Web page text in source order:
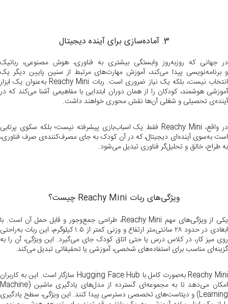
3. آماده‌سازی برای آینده دیجیتال
در جهانی که روزبه‌روز وابستگی بیشتری به فناوری، هوش مصنوعی، رباتیک
و برنامه‌نویسی پیدا می‌کند، آموزش مهارت‌های مرتبط از سنین پایین دیگر یک
انتخاب نیست، بلکه یک نیاز ضروری است. ربات Reachy Mini به‌عنوان یک ابزار
آموزشی هوشمند، کودکان را از همان دوران ابتدایی با مفاهیمی آشنا می‌کند که در
آینده‌ی تحصیلی و شغلی آن‌ها نقش محوری خواهند داشت.
در واقع، Reachy Mini فقط یک اسباب‌بازی پیشرفته نیست؛ بلکه سکوی پرتابی
است به‌سوی آینده‌ای دیجیتال، که در آن کودک به جای مصرف‌کننده‌ی صرف فناوری،
به طراح، خالق و تحلیل‌گر فناوری تبدیل می‌شود.
ویژگی‌های ربات Reachy Mini چیست؟
یکی از ویژگی‌های مهم Reachy Mini، طراحی جمع‌وجور و قابل حمل آن است. با
ابعادی در حدود ۲۸ سانتی‌متر ارتفاع و وزنی کمتر از ۱.۵ کیلوگرم، این ربات به‌راحتی
روی میز کار، در کلاس درس یا حتی اتاق کودک جای می‌گیرد. این ویژگی، آن را به
گزینه‌ای مناسب برای استفاده‌های شخصی، آموزشی یا تحقیقاتی تبدیل می‌کند.
Reachy Mini به‌صورت کامل با Hugging Face Hub سازگار است. این به کاربران
امکان می‌دهد تا به مجموعه‌ای گسترده از مدل‌های یادگیری ماشین (Machine
Learning) و دیتاست‌های تخصصی دسترسی پیدا کنند. این ویژگی، سطح یادگیری